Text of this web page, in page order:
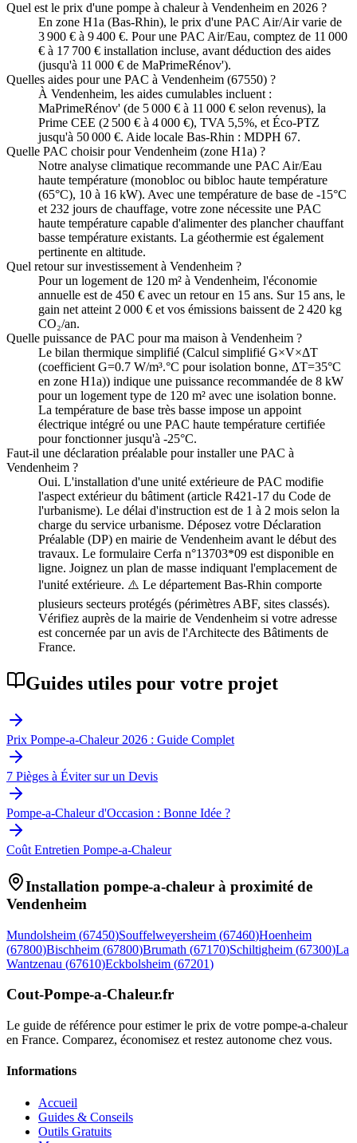
Quel est le prix d'une pompe à chaleur à Vendenheim en 2026 ?
En zone H1a (Bas-Rhin), le prix d'une PAC Air/Air varie de
3 900 € à 9 400 €. Pour une PAC Air/Eau, comptez de 11 000
€ à 17 700 € installation incluse, avant déduction des aides
(jusqu'à 11 000 € de MaPrimeRénov').
Quelles aides pour une PAC à Vendenheim (67550) ?
À Vendenheim, les aides cumulables incluent :
MaPrimeRénov' (de 5 000 € à 11 000 € selon revenus), la
Prime CEE (2 500 € à 4 000 €), TVA 5,5%, et Éco-PTZ
jusqu'à 50 000 €. Aide locale Bas-Rhin : MDPH 67.
Quelle PAC choisir pour Vendenheim (zone H1a) ?
Notre analyse climatique recommande une PAC Air/Eau
haute température (monobloc ou bibloc haute température
(65°C), 10 à 16 kW). Avec une température de base de -15°C
et 232 jours de chauffage, votre zone nécessite une PAC
haute température capable d'alimenter des plancher chauffant
basse température existants. La géothermie est également
pertinente en altitude.
Quel retour sur investissement à Vendenheim ?
Pour un logement de 120 m² à Vendenheim, l'économie
annuelle est de 450 € avec un retour en 15 ans. Sur 15 ans, le
gain net atteint 2 000 € et vos émissions baissent de 2 420 kg
CO₂/an.
Quelle puissance de PAC pour ma maison à Vendenheim ?
Le bilan thermique simplifié (Calcul simplifié G×V×ΔT
(coefficient G=0.7 W/m³.°C pour isolation bonne, ΔT=35°C
en zone H1a)) indique une puissance recommandée de 8 kW
pour un logement type de 120 m² avec une isolation bonne.
La température de base très basse impose un appoint
électrique intégré ou une PAC haute température certifiée
pour fonctionner jusqu'à -25°C.
Faut-il une déclaration préalable pour installer une PAC à
Vendenheim ?
Oui. L'installation d'une unité extérieure de PAC modifie
l'aspect extérieur du bâtiment (article R421-17 du Code de
l'urbanisme). Le délai d'instruction est de 1 à 2 mois selon la
charge du service urbanisme. Déposez votre Déclaration
Préalable (DP) en mairie de Vendenheim avant le début des
travaux. Le formulaire Cerfa n°13703*09 est disponible en
ligne. Joignez un plan de masse indiquant l'emplacement de
l'unité extérieure. ⚠️ Le département Bas-Rhin comporte
plusieurs secteurs protégés (périmètres ABF, sites classés).
Vérifiez auprès de la mairie de Vendenheim si votre adresse
est concernée par un avis de l'Architecte des Bâtiments de
France.
Guides utiles pour votre projet
Prix Pompe-a-Chaleur 2026 : Guide Complet
7 Pièges à Éviter sur un Devis
Pompe-a-Chaleur d'Occasion : Bonne Idée ?
Coût Entretien Pompe-a-Chaleur
Installation pompe-a-chaleur à proximité de
Vendenheim
Mundolsheim (67450)Souffelweyersheim (67460)Hoenheim
(67800)Bischheim (67800)Brumath (67170)Schiltigheim (67300)La
Wantzenau (67610)Eckbolsheim (67201)
Cout-Pompe-a-Chaleur.fr
Le guide de référence pour estimer le prix de votre pompe-a-chaleur
en France. Comparez, économisez et restez autonome chez vous.
Informations
Accueil
Guides & Conseils
Outils Gratuits